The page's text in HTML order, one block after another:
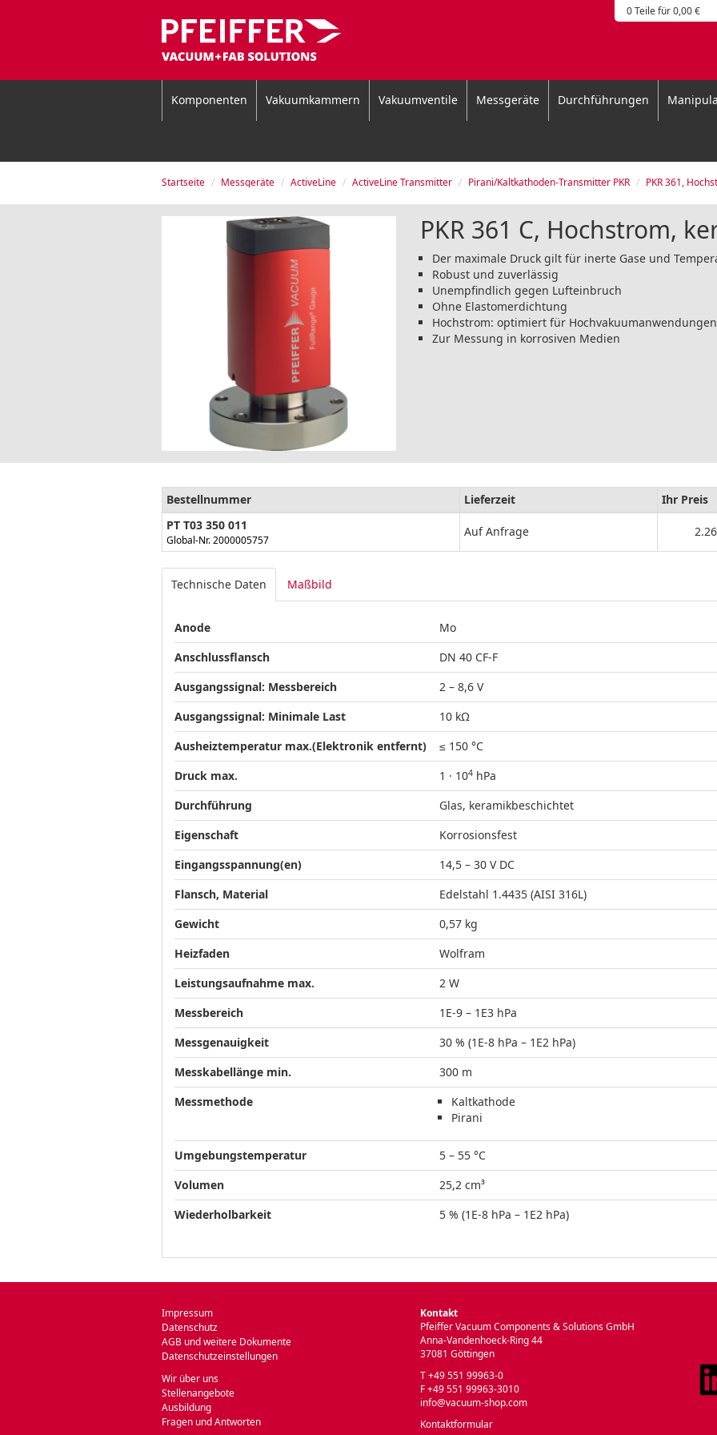
0 Teile für 0,00 €
Komponenten Vakuumkammern Vakuumventile Messgeräte Durchführungen
Startseite Messgeräte ActiveLine ActiveLine Transmitter Pirani/Kaltkathoden-Transmitter PKR PKR 361,
PKR 361 C, Hochstrom,
Der maximale Druck gilt für inerte Gase und
Robust und zuverlässig
Unempfindlich gegen Lufteinbruch
Ohne Elastomerdichtung
Hochstrom: optimiert für Hochvakuumanwendungen
Zur Messung in korrosiven Medien
Bestellnummer Lieferzeit Ihr Preis
PT T03 350 011
Global-Nr. 2000005757
Auf Anfrage
Technische Daten Maßbild
Anode
Mo
Anschlussflansch
DN 40 CF-F
Ausgangssignal: Messbereich
2 – 8,6 V
Ausgangssignal: Minimale Last
10 kΩ
Ausheiztemperatur max.(Elektronik entfernt)
≤ 150 °C
Druck max.
1 · 104 hPa
Durchführung
Glas, keramikbeschichtet
Eigenschaft
Korrosionsfest
Eingangsspannung(en)
14,5 – 30 V DC
Flansch, Material
Edelstahl 1.4435 (AISI 316L)
Gewicht
0,57 kg
Heizfaden
Wolfram
Leistungsaufnahme max.
2 W
Messbereich
1E-9 – 1E3 hPa
Messgenauigkeit
30 % (1E-8 hPa – 1E2 hPa)
Messkabellänge min.
300 m
Messmethode
Kaltkathode
Pirani
Umgebungstemperatur
5 – 55 °C
Volumen
25,2 cm³
Wiederholbarkeit
5 % (1E-8 hPa – 1E2 hPa)
Impressum
Datenschutz
AGB und weitere Dokumente
Datenschutzeinstellungen
Wir über uns
Stellenangebote
Ausbildung
Fragen und Antworten
Kontakt
Pfeiffer Vacuum Components & Solutions GmbH
Anna-Vandenhoeck-Ring 44
37081 Göttingen
T +49 551 99963-0
F +49 551 99963-3010
info@vacuum-shop.com
Kontaktformular